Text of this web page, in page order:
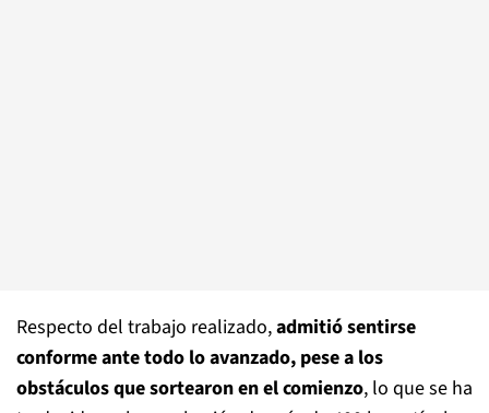
Respecto del trabajo realizado,admitió sentirse
conforme ante todo lo avanzado, pese a los
obstáculos que sortearon en el comienzo, lo que se ha